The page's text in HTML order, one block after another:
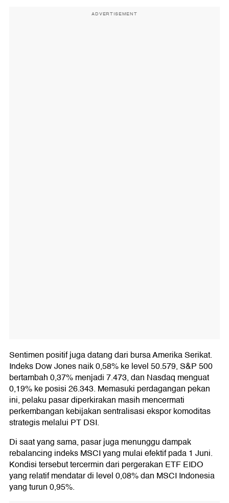
ADVERTISEMENT
Sentimen positif juga datang dari bursa Amerika Serikat.
Indeks Dow Jones naik 0,58% ke level 50.579, S&P 500
bertambah 0,37% menjadi 7.473, dan Nasdaq menguat
0,19% ke posisi 26.343. Memasuki perdagangan pekan
ini, pelaku pasar diperkirakan masih mencermati
perkembangan kebijakan sentralisasi ekspor komoditas
strategis melalui PT DSI.
Di saat yang sama, pasar juga menunggu dampak
rebalancing indeks MSCI yang mulai efektif pada 1 Juni.
Kondisi tersebut tercermin dari pergerakan ETF EIDO
yang relatif mendatar di level 0,08% dan MSCI Indonesia
yang turun 0,95%.